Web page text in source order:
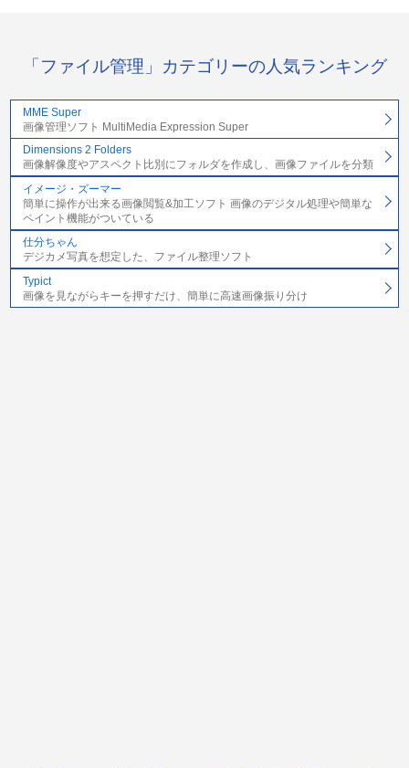
「ファイル管理」カテゴリーの人気ランキング
MME Super
画像管理ソフト MultiMedia Expression Super
Dimensions 2 Folders
画像解像度やアスペクト比別にフォルダを作成し、画像ファイルを分類
イメージ・ズーマー
簡単に操作が出来る画像閲覧&加工ソフト 画像のデジタル処理や簡単な
ペイント機能がついている
仕分ちゃん
デジカメ写真を想定した、ファイル整理ソフト
Typict
画像を見ながらキーを押すだけ、簡単に高速画像振り分け